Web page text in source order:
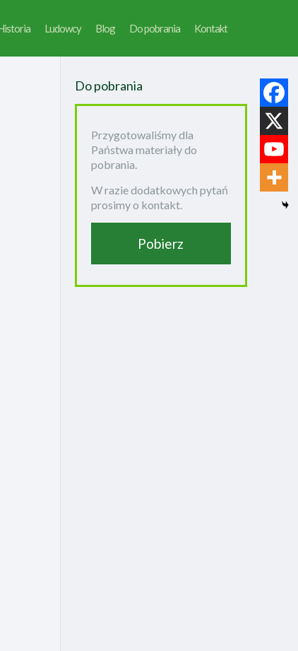
Ludowcy Blog Do pobrania Kontakt
Do pobrania
Przygotowaliśmy dla
Państwa materiały do
pobrania.
W razie dodatkowych pytań
prosimy o kontakt.
Pobierz